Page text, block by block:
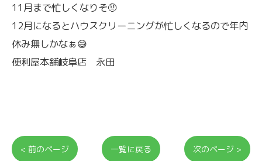
11月まで忙しくなりそ🤨
12月になるとハウスクリーニングが忙しくなるので年内
休み無しかなぁ😅
便利屋本舗岐阜店 永田
< 前のページ 一覧に戻る 次のページ >